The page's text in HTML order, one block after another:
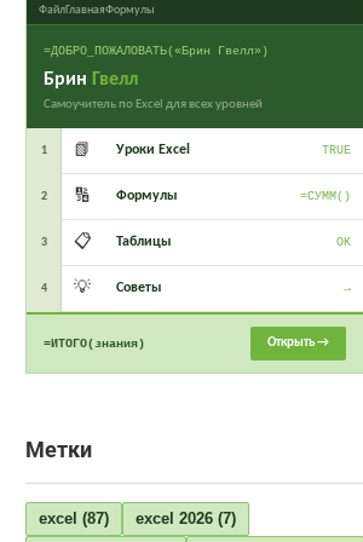
ФайлГлавнаяФормулы
=ДОБРО_ПОЖАЛОВАТЬ(«Брин Гвелл»)
Брин Гвелл
Самоучитель по Excel для всех уровней
1 📗 Уроки Excel TRUE
2 🔢 Формулы =СУММ()
3 📋 Таблицы OK
4 💡 Советы →
=ИТОГО(знания) Открыть →
Метки
excel (87) excel 2026 (7)